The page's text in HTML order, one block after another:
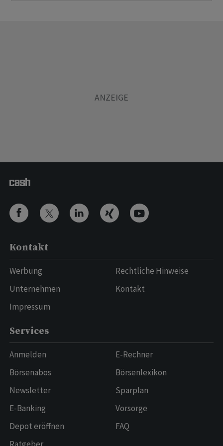
Kontakt
Werbung
Unternehmen
Impressum
Rechtliche Hinweise
Kontakt
Services
Anmelden
Börsenabos
Newsletter
E-Banking
Depot eröffnen
E-Rechner
Börsenlexikon
Sparplan
Vorsorge
FAQ